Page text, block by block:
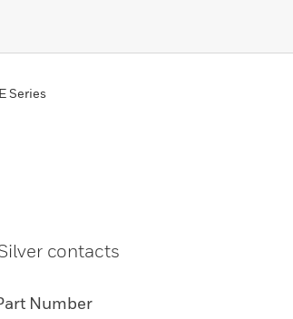
Series
contacts
Number